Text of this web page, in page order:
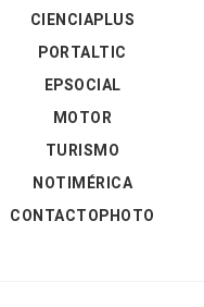
CIENCIAPLUS
PORTALTIC
EPSOCIAL
MOTOR
TURISMO
NOTIMÉRICA
CONTACTOPHOTO